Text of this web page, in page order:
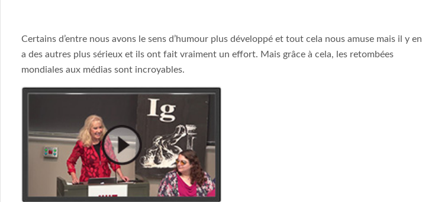
Certains d’entre nous avons le sens d’humour plus développé et tout cela nous amuse mais il y en
a des autres plus sérieux et ils ont fait vraiment un effort. Mais grâce à cela, les retombées
mondiales aux médias sont incroyables.